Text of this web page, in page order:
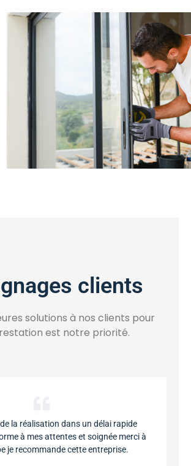
clients
solutions à nos clients pour
est notre priorité.
la réalisation dans un délai rapide
à mes attentes et soignée merci à
je recommande cette entreprise.